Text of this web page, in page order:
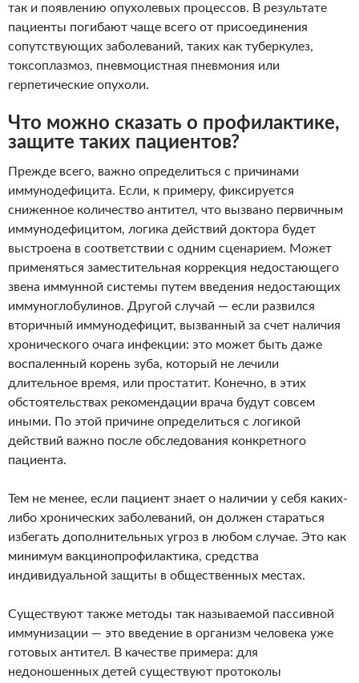
так и появлению опухолевых процессов. В результате
пациенты погибают чаще всего от присоединения
сопутствующих заболеваний, таких как туберкулез,
токсоплазмоз, пневмоцистная пневмония или
герпетические опухоли.
Что можно сказать о профилактике,
защите таких пациентов?
Прежде всего, важно определиться с причинами
иммунодефицита. Если, к примеру, фиксируется
сниженное количество антител, что вызвано первичным
иммунодефицитом, логика действий доктора будет
выстроена в соответствии с одним сценарием. Может
применяться заместительная коррекция недостающего
звена иммунной системы путем введения недостающих
иммуноглобулинов. Другой случай — если развился
вторичный иммунодефицит, вызванный за счет наличия
хронического очага инфекции: это может быть даже
воспаленный корень зуба, который не лечили
длительное время, или простатит. Конечно, в этих
обстоятельствах рекомендации врача будут совсем
иными. По этой причине определиться с логикой
действий важно после обследования конкретного
пациента.
Тем не менее, если пациент знает о наличии у себя каких-
либо хронических заболеваний, он должен стараться
избегать дополнительных угроз в любом случае. Это как
минимум вакцинопрофилактика, средства
индивидуальной защиты в общественных местах.
Существуют также методы так называемой пассивной
иммунизации — это введение в организм человека уже
готовых антител. В качестве примера: для
недоношенных детей существуют протоколы